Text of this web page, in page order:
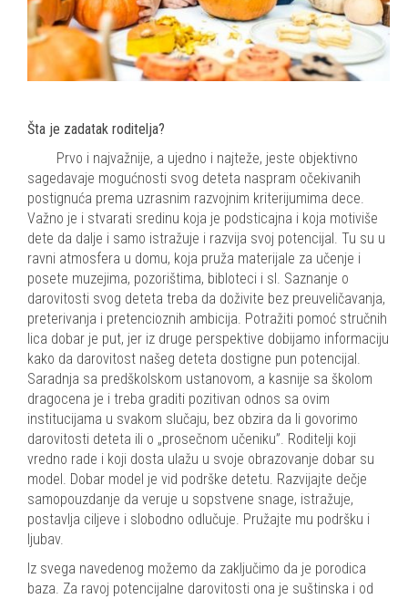
Šta je zadatak roditelja?
Prvo i najvažnije, a ujedno i najteže, jeste objektivno
sagedavaje mogućnosti svog deteta naspram očekivanih
postignuća prema uzrasnim razvojnim kriterijumima dece.
Važno je i stvarati sredinu koja je podsticajna i koja motiviše
dete da dalje i samo istražuje i razvija svoj potencijal. Tu su u
ravni atmosfera u domu, koja pruža materijale za učenje i
posete muzejima, pozorištima, bibloteci i sl. Saznanje o
darovitosti svog deteta treba da doživite bez preuveličavanja,
preterivanja i pretencioznih ambicija. Potražiti pomoć stručnih
lica dobar je put, jer iz druge perspektive dobijamo informaciju
kako da darovitost našeg deteta dostigne pun potencijal.
Saradnja sa predškolskom ustanovom, a kasnije sa školom
dragocena je i treba graditi pozitivan odnos sa ovim
institucijama u svakom slučaju, bez obzira da li govorimo
darovitosti deteta ili o „prosečnom učeniku”. Roditelji koji
vredno rade i koji dosta ulažu u svoje obrazovanje dobar su
model. Dobar model je vid podrške detetu. Razvijajte dečje
samopouzdanje da veruje u sopstvene snage, istražuje,
postavlja ciljeve i slobodno odlučuje. Pružajte mu podršku i
ljubav.
Iz svega navedenog možemo da zaključimo da je porodica
baza. Za ravoj potencijalne darovitosti ona je suštinska i od